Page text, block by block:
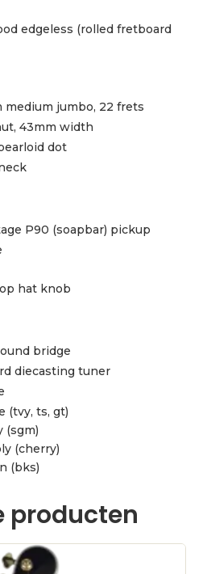
edgeless (rolled fretboard
medium jumbo, 22 frets
43mm width
dot
P90 (soapbar) pickup
hat knob
bridge
diecasting tuner
(tvy, ts, gt)
(sgm)
(cherry)
(bks)
producten